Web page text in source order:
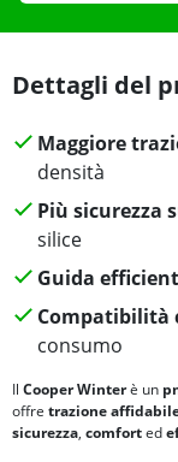
Dettagli del
Maggiore
densità
Più sicurezza
silice
Guida
Compatibilità
consumo
Il Cooper Winterè un
offre trazione
sicurezza, comforted